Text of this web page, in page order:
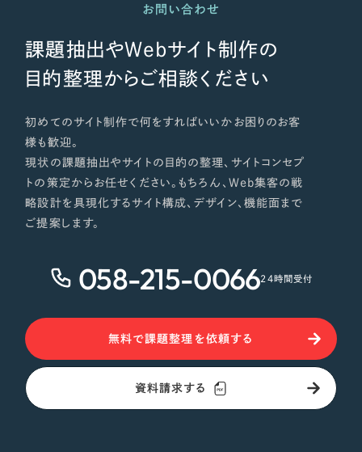
お問い合わせ
課題抽出やWebサイト制作の
目的整理からご相談ください
初めてのサイト制作で何をすればいいかお困りのお客
様も歓迎。
現状の課題抽出やサイトの目的の整理、サイトコンセプ
トの策定からお任せください。もちろん、Web集客の戦
略設計を具現化するサイト構成、デザイン、機能面まで
ご提案します。
058-215-006624時間受付
無料で課題整理を依頼する
資料請求する